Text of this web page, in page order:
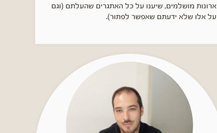
ארונות מושלמים, שיענו על כל האתגרים שהעלתם (וגם
על אלו שלא ידעתם שאפשר לפתור).